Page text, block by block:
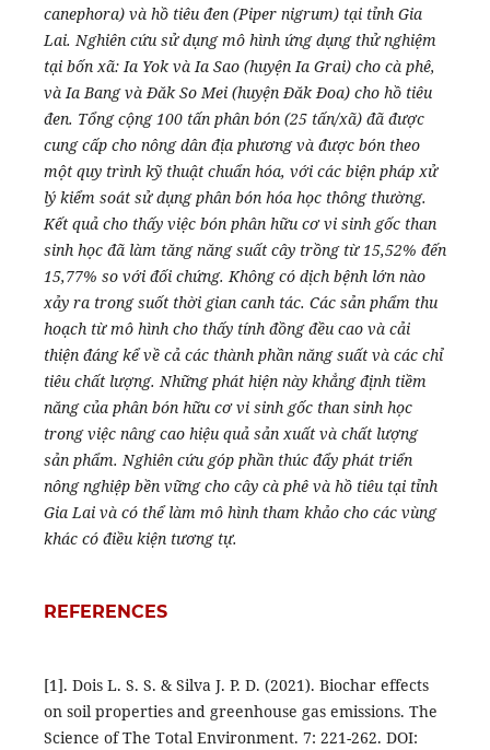
canephora) và hồ tiêu đen (Piper nigrum) tại tỉnh Gia
Lai. Nghiên cứu sử dụng mô hình ứng dụng thử nghiệm
tại bốn xã: Ia Yok và Ia Sao (huyện Ia Grai) cho cà phê,
và Ia Bang và Đăk So Mei (huyện Đăk Đoa) cho hồ tiêu
đen. Tổng cộng 100 tấn phân bón (25 tấn/xã) đã được
cung cấp cho nông dân địa phương và được bón theo
một quy trình kỹ thuật chuẩn hóa, với các biện pháp xử
lý kiểm soát sử dụng phân bón hóa học thông thường.
Kết quả cho thấy việc bón phân hữu cơ vi sinh gốc than
sinh học đã làm tăng năng suất cây trồng từ 15,52% đến
15,77% so với đối chứng. Không có dịch bệnh lớn nào
xảy ra trong suốt thời gian canh tác. Các sản phẩm thu
hoạch từ mô hình cho thấy tính đồng đều cao và cải
thiện đáng kể về cả các thành phần năng suất và các chỉ
tiêu chất lượng. Những phát hiện này khẳng định tiềm
năng của phân bón hữu cơ vi sinh gốc than sinh học
trong việc nâng cao hiệu quả sản xuất và chất lượng
sản phẩm. Nghiên cứu góp phần thúc đẩy phát triển
nông nghiệp bền vững cho cây cà phê và hồ tiêu tại tỉnh
Gia Lai và có thể làm mô hình tham khảo cho các vùng
khác có điều kiện tương tự.
REFERENCES
[1]. Dois L. S. S. & Silva J. P. D. (2021). Biochar effects
on soil properties and greenhouse gas emissions. The
Science of The Total Environment. 7: 221-262. DOI: